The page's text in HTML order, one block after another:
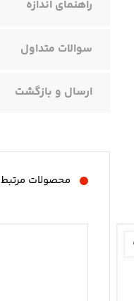
راهنمای اندازه
سوالات متداول
ارسال و بازگشت
محصولات مرتبط